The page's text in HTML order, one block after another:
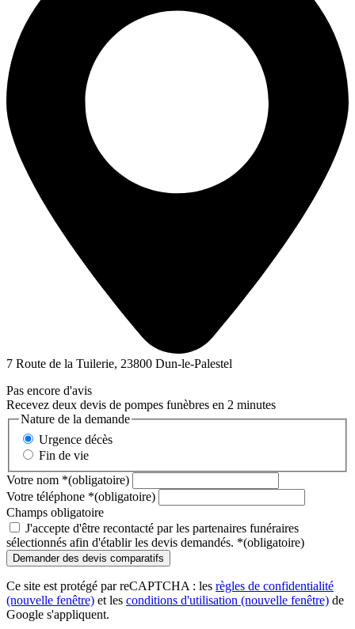
7 Route de la Tuilerie, 23800 Dun-le-Palestel
Pas encore d'avis
Recevez deux devis de pompes funèbres en 2 minutes
Nature de la demande
Urgence décès
Fin de vie
Votre nom *(obligatoire)
Votre téléphone *(obligatoire)
Champs obligatoire
J'accepte d'être recontacté par les partenaires funéraires
sélectionnés afin d'établir les devis demandés. *(obligatoire)
Ce site est protégé par reCAPTCHA : les règles de confidentialité
(nouvelle fenêtre) et les conditions d'utilisation (nouvelle fenêtre) de
Google s'appliquent.